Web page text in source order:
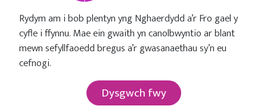
Rydym am i bob plentyn yng Nghaerdydd a’r Fro gael y
cyfle i ffynnu. Mae ein gwaith yn canolbwyntio ar blant
mewn sefyllfaoedd bregus a’r gwasanaethau sy’n eu
cefnogi.
Dysgwch fwy